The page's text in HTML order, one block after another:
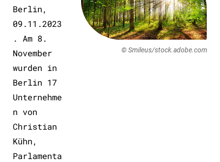
Berlin,
09.11.2023
. Am 8.
November
wurden in
Berlin 17
Unternehme
n von
Christian
Kühn,
Parlamenta
© Smileus/stock.adobe.com